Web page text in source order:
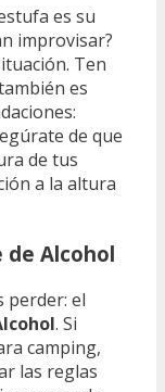
es su
improvisar?
Ten
es
de que
de tus
a la altura
de Alcohol
perder: el
. Si
camping,
las reglas